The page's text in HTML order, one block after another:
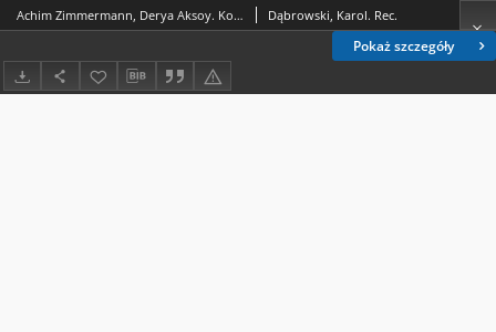
Pokaż szczegóły
Achim Zimmermann, Derya Aksoy. Kompetenztrainer Rechtsdidaktik: Juristisches Lehren und Lernen gestalten, Baden-Baden 2019, ss. 147 Dąbrowski, Karol. Rec.